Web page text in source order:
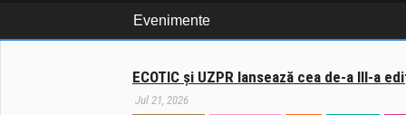
Evenimente
ECOTIC și UZPR lansează cea de-a III-a
Jul 21, 2026